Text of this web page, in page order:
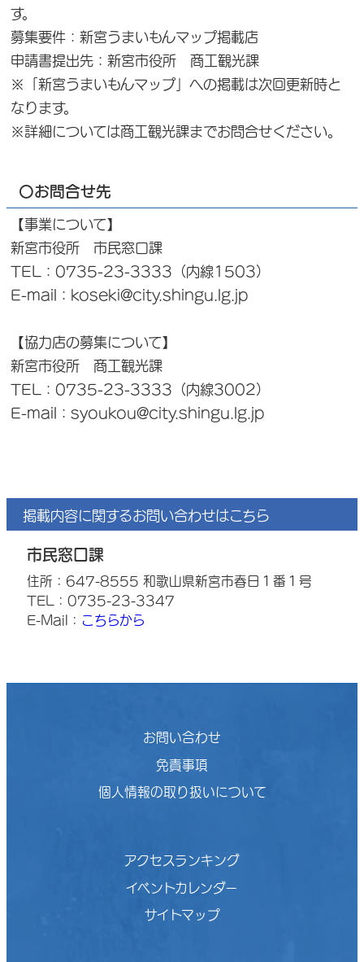
す。
募集要件：新宮うまいもんマップ掲載店
申請書提出先：新宮市役所 商工観光課
※「新宮うまいもんマップ」への掲載は次回更新時と
なります。
※詳細については商工観光課までお問合せください。
〇お問合せ先
【事業について】
新宮市役所 市民窓口課
TEL：0735-23-3333（内線1503）
E-mail：koseki@city.shingu.lg.jp
【協力店の募集について】
新宮市役所 商工観光課
TEL：0735-23-3333（内線3002）
E-mail：syoukou@city.shingu.lg.jp
掲載内容に関するお問い合わせはこちら
市民窓口課
住所：647-8555 和歌山県新宮市春日１番１号
TEL：0735-23-3347
E-Mail： こちらから
お問い合わせ
免責事項
個人情報の取り扱いについて
アクセスランキング
イベントカレンダー
サイトマップ